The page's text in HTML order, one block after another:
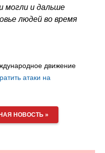
могли и дальше
людей во время
движение
атаки на
НОВОСТЬ »